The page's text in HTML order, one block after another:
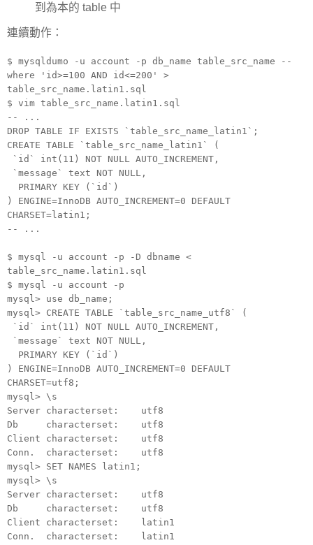
到為本的 table 中
連續動作：
$ mysqldumo -u account -p db_name table_src_name --
where 'id>=100 AND id<=200' >
table_src_name.latin1.sql
$ vim table_src_name.latin1.sql
-- ...
DROP TABLE IF EXISTS `table_src_name_latin1`;
CREATE TABLE `table_src_name_latin1` (
`id` int(11) NOT NULL AUTO_INCREMENT,
`message` text NOT NULL,
PRIMARY KEY (`id`)
) ENGINE=InnoDB AUTO_INCREMENT=0 DEFAULT
CHARSET=latin1;
-- ...
$ mysql -u account -p -D dbname <
table_src_name.latin1.sql
$ mysql -u account -p
mysql> use db_name;
mysql> CREATE TABLE `table_src_name_utf8` (
`id` int(11) NOT NULL AUTO_INCREMENT,
`message` text NOT NULL,
PRIMARY KEY (`id`)
) ENGINE=InnoDB AUTO_INCREMENT=0 DEFAULT
CHARSET=utf8;
mysql> \s
Server characterset: utf8
Db characterset: utf8
Client characterset: utf8
Conn. characterset: utf8
mysql> SET NAMES latin1;
mysql> \s
Server characterset: utf8
Db characterset: utf8
Client characterset: latin1
Conn. characterset: latin1